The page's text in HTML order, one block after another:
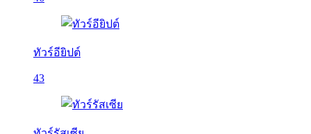
ทัวร์อียิปต์
43